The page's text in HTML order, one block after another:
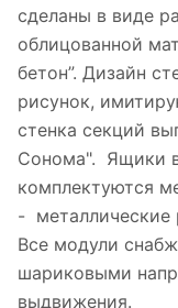
сделаны в виде
облицованной
бетон”. Дизайн
рисунок,
стенка секций
Сонома". Ящики
комплектуются
- металлические
Все модули
шариковыми
выдвижения.